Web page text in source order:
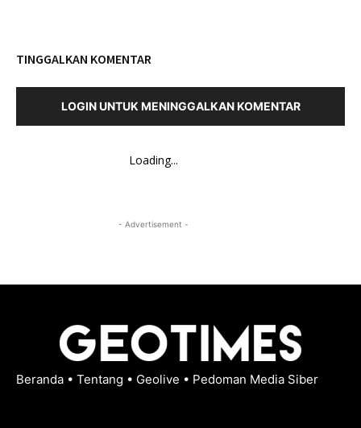
TINGGALKAN KOMENTAR
LOGIN UNTUK MENINGGALKAN KOMENTAR
Loading...
- Advertisement -
Beranda • Tentang • Geolive • Pedoman Media Siber